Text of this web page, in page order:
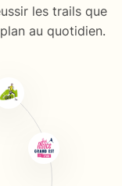
les trails que
au quotidien.